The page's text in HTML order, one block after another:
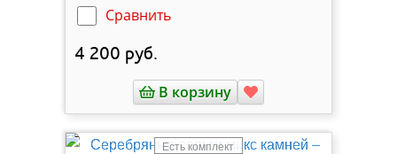
Сравнить
4 200 руб.
В корзину
Есть комплект